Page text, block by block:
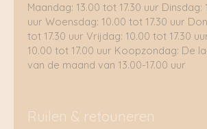
Maandag: 13.00 tot 17.30 uur Dinsdag:
uur Woensdag: 10.00 tot 17.30 uur
tot 17.30 uur Vrijdag: 10.00 tot 17.30
10.00 tot 17.00 uur Koopzondag: De
van de maand van 13.00-17.00 uur
Ruilen & retouneren